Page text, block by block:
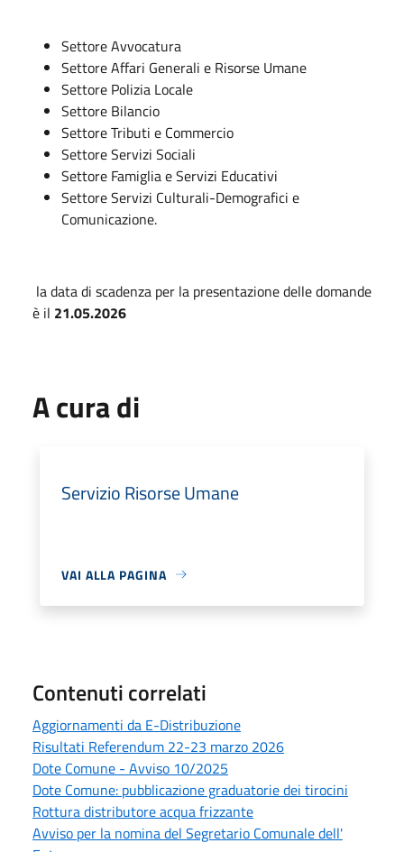
Settore Avvocatura
Settore Affari Generali e Risorse Umane
Settore Polizia Locale
Settore Bilancio
Settore Tributi e Commercio
Settore Servizi Sociali
Settore Famiglia e Servizi Educativi
Settore Servizi Culturali-Demografici e
Comunicazione.
la data di scadenza per la presentazione delle domande
è il 21.05.2026
A cura di
Servizio Risorse Umane
VAI ALLA PAGINA
Contenuti correlati
Aggiornamenti da E-Distribuzione
Risultati Referendum 22-23 marzo 2026
Dote Comune - Avviso 10/2025
Dote Comune: pubblicazione graduatorie dei tirocini
Rottura distributore acqua frizzante
Avviso per la nomina del Segretario Comunale dell'